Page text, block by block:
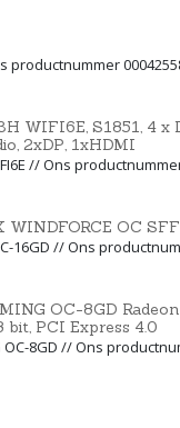
productnummer
WIFI6E, S1851, 4 x
2xDP, 1xHDMI
// Ons
WINDFORCE OC
16GD // Ons
OC-8GD
bit, PCI Express 4.0
OC-8GD // Ons